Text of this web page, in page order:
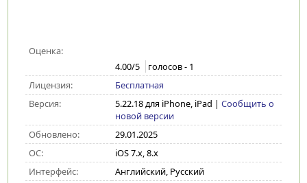
Оценка:
4.00/5 голосов - 1
Лицензия:
Бесплатная
Версия:
5.22.18 для iPhone, iPad | Сообщить о
новой версии
Обновлено:
29.01.2025
ОС:
iOS 7.x, 8.x
Интерфейс:
Английский, Русский